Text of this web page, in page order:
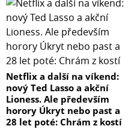
Netflix a další na víkend:
nový Ted Lasso a akční
Lioness. Ale především
horory Úkryt nebo past a
28 let poté: Chrám z kostí